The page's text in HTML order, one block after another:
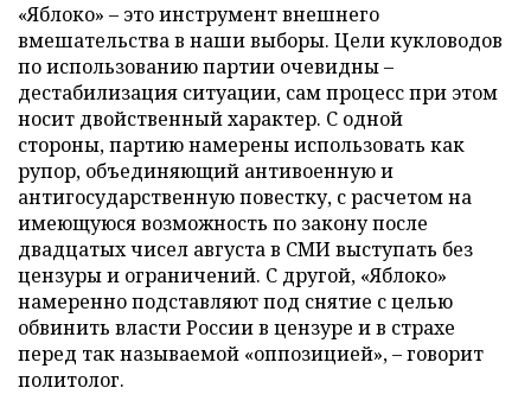
«Яблоко» – это инструмент внешнего
вмешательства в наши выборы. Цели кукловодов
по использованию партии очевидны –
дестабилизация ситуации, сам процесс при этом
носит двойственный характер. С одной
стороны, партию намерены использовать как
рупор, объединяющий антивоенную и
антигосударственную повестку, с расчетом на
имеющуюся возможность по закону после
двадцатых чисел августа в СМИ выступать без
цензуры и ограничений. С другой, «Яблоко»
намеренно подставляют под снятие с целью
обвинить власти России в цензуре и в страхе
перед так называемой «оппозицией», – говорит
политолог.